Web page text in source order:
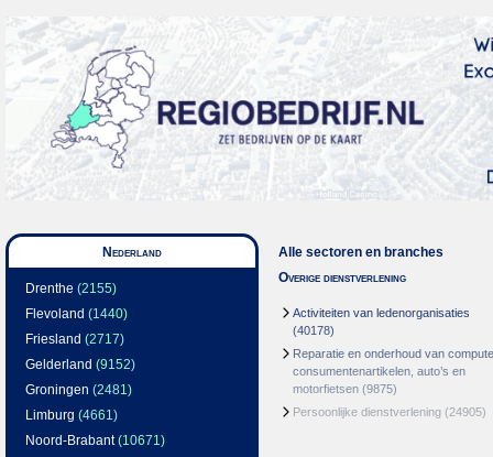
Nederland
Drenthe (2155)
Flevoland (1440)
Friesland (2717)
Gelderland (9152)
Groningen (2481)
Limburg (4661)
Noord-Brabant(10671)
Alle sectoren en branches
Overige dienstverlening
Activiteiten van ledenorganisaties
(40178)
Reparatie en onderhoud van
consumentenartikelen, auto’s en
motorfietsen (9875)
Persoonlijke dienstverlening (24905)